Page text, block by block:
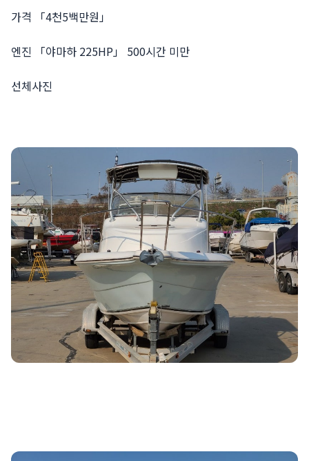
가격 「4천5백만원」
엔진 「야마하 225HP」 500시간 미만
선체사진